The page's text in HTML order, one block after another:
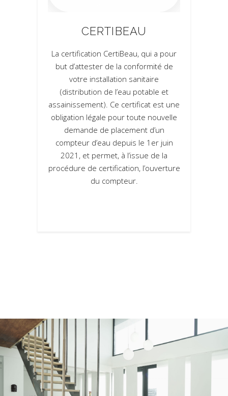
CERTIBEAU
La certification CertiBeau, qui a pour
but d’attester de la conformité de
votre installation sanitaire
(distribution de l’eau potable et
assainissement). Ce certificat est une
obligation légale pour toute nouvelle
demande de placement d’un
compteur d’eau depuis le 1er juin
2021, et permet, à l’issue de la
procédure de certification, l’ouverture
du compteur.